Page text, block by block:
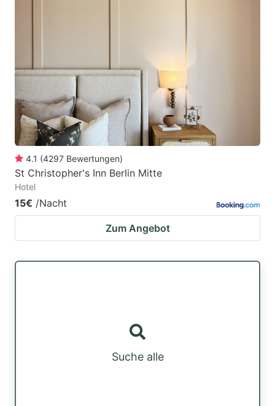
4.1 (4297 Bewertungen)
St Christopher's Inn Berlin Mitte
Hotel
15€ /Nacht
Zum Angebot
Suche alle